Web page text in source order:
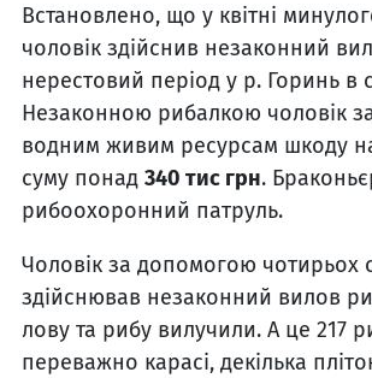
Встановлено, що у квітні
чоловік здійснив незаконний
нерестовий період у р. Горинь в
Незаконною рибалкою чоловік
водним живим ресурсам шкоду
суму понад 340 тис грн.
рибоохоронний патруль.
Чоловік за допомогою чотирьох
здійснював незаконний вилов
лову та рибу вилучили. А це 217
переважно карасі, декілька